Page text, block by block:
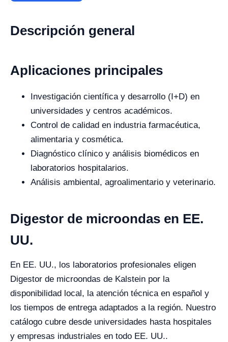
Descripción general
Aplicaciones principales
Investigación científica y desarrollo (I+D) en
universidades y centros académicos.
Control de calidad en industria farmacéutica,
alimentaria y cosmética.
Diagnóstico clínico y análisis biomédicos en
laboratorios hospitalarios.
Análisis ambiental, agroalimentario y veterinario.
Digestor de microondas en EE.
UU.
En EE. UU., los laboratorios profesionales eligen
Digestor de microondas de Kalstein por la
disponibilidad local, la atención técnica en español y
los tiempos de entrega adaptados a la región. Nuestro
catálogo cubre desde universidades hasta hospitales
y empresas industriales en todo EE. UU..